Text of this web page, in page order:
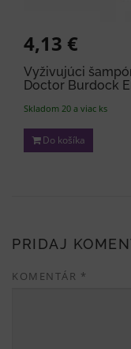
4,13 €
Vyživujúci
Doctor Burdock
Skladom 20 a viac ks
Do košíka
PRIDAJ
KOMENTÁR *